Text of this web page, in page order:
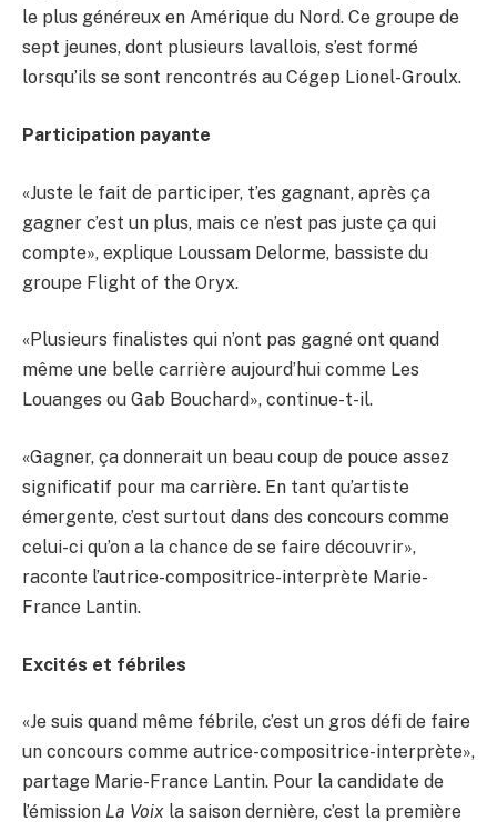
le plus généreux en Amérique du Nord. Ce groupe de
sept jeunes, dont plusieurs lavallois, s’est formé
lorsqu’ils se sont rencontrés au Cégep Lionel-Groulx.
Participation payante
«Juste le fait de participer, t’es gagnant, après ça
gagner c’est un plus, mais ce n’est pas juste ça qui
compte», explique Loussam Delorme, bassiste du
groupe Flight of the Oryx.
«Plusieurs finalistes qui n’ont pas gagné ont quand
même une belle carrière aujourd’hui comme Les
Louanges ou Gab Bouchard», continue-t-il.
«Gagner, ça donnerait un beau coup de pouce assez
significatif pour ma carrière. En tant qu’artiste
émergente, c’est surtout dans des concours comme
celui-ci qu’on a la chance de se faire découvrir»,
raconte l’autrice-compositrice-interprète Marie-
France Lantin.
Excités et fébriles
«Je suis quand même fébrile, c’est un gros défi de faire
un concours comme autrice-compositrice-interprète»,
partage Marie-France Lantin. Pour la candidate de
l’émission La Voix la saison dernière, c’est la première